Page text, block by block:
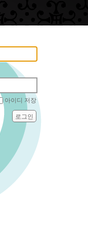
아이디 저장